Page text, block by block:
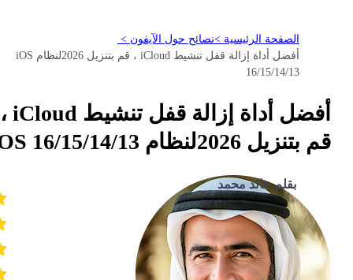
الصفحة الرئيسية >نصائح حول الآيفون >
أفضل أداة إزالة قفل تنشيط iCloud ، قم بتنزيل 2026لنظام iOS
16/15/14/13
أفضل أداة إزالة قفل تنشيط iCloud ،
قم بتنزيل 2026لنظام iOS 16/15/14/13
بقلم خالد محمد